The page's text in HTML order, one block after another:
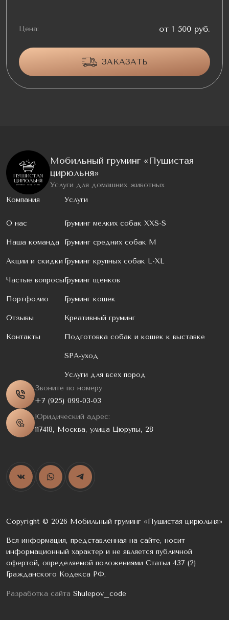
Цена: от 1 500 руб.
ЗАКАЗАТЬ
Мобильный груминг «Пушистая
цирюльня»
Услуги для домашних животных
Компания
О нас
Наша команда
Акции и скидки
Частые вопросы
Портфолио
Отзывы
Контакты
Услуги
Груминг мелких собак XXS-S
Груминг средних собак M
Груминг крупных собак L-XL
Груминг щенков
Груминг кошек
Креативный груминг
Подготовка собак и кошек к выставке
SPA-уход
Услуги для всех пород
Звоните по номеру
+7 (925) 099-03-03
Юридический адрес:
117418, Москва, улица Цюрупы, 28
Copyright © 2026 Мобильный груминг «Пушистая цирюльня»
Вся информация, представленная на сайте, носит
информационный характер и не является публичной
офертой, определяемой положениями Статьи 437 (2)
Гражданского Кодекса РФ.
Разработка сайта Shulepov_code